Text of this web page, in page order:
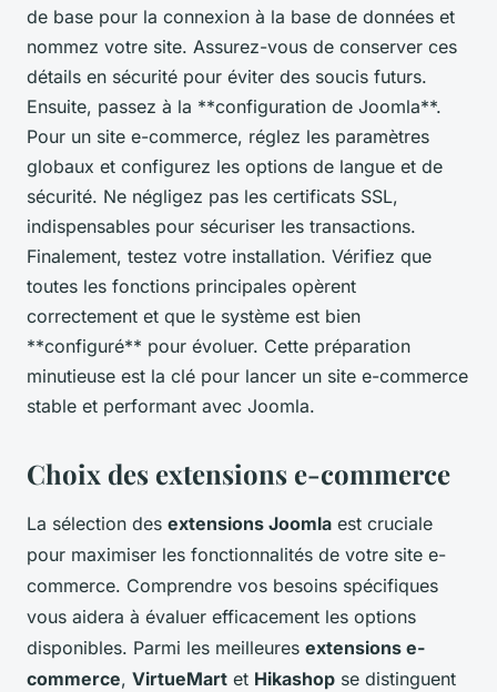
de base pour la connexion à la base de données et
nommez votre site. Assurez-vous de conserver ces
détails en sécurité pour éviter des soucis futurs.
Ensuite, passez à la **configuration de Joomla**.
Pour un site e-commerce, réglez les paramètres
globaux et configurez les options de langue et de
sécurité. Ne négligez pas les certificats SSL,
indispensables pour sécuriser les transactions.
Finalement, testez votre installation. Vérifiez que
toutes les fonctions principales opèrent
correctement et que le système est bien
**configuré** pour évoluer. Cette préparation
minutieuse est la clé pour lancer un site e-commerce
stable et performant avec Joomla.
Choix des extensions e-commerce
La sélection des extensions Joomla est cruciale
pour maximiser les fonctionnalités de votre site e-
commerce. Comprendre vos besoins spécifiques
vous aidera à évaluer efficacement les options
disponibles. Parmi les meilleures extensions e-
commerce, VirtueMart et Hikashop se distinguent